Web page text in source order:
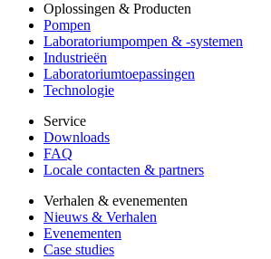
Oplossingen & Producten
Pompen
Laboratoriumpompen & -systemen
Industrieën
Laboratoriumtoepassingen
Technologie
Service
Downloads
FAQ
Locale contacten & partners
Verhalen & evenementen
Nieuws & Verhalen
Evenementen
Case studies